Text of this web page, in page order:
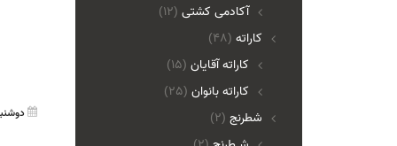
دوشنبه 31 شهریور
آکادمی کشتی (12)
(48) کاراته
کاراته آقایان (15)
کاراته بانوان (25)
(2) شطرنج